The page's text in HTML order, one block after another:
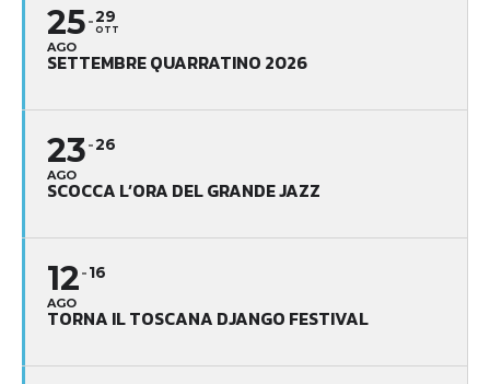
25
AGO
29
OTT
SETTEMBRE QUARRATINO 2026
23
AGO
26
SCOCCA L’ORA DEL GRANDE JAZZ
12
AGO
16
TORNA IL TOSCANA DJANGO FESTIVAL